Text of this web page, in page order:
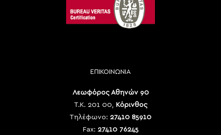
ΕΠΙΚΟΙΝΩΝΙΑ
Λεωφόρος Αθηνών 90
Τ.Κ. 201 00,
Κόρινθος
Τηλέφωνο: 27410 85910
Fax: 27410 76245